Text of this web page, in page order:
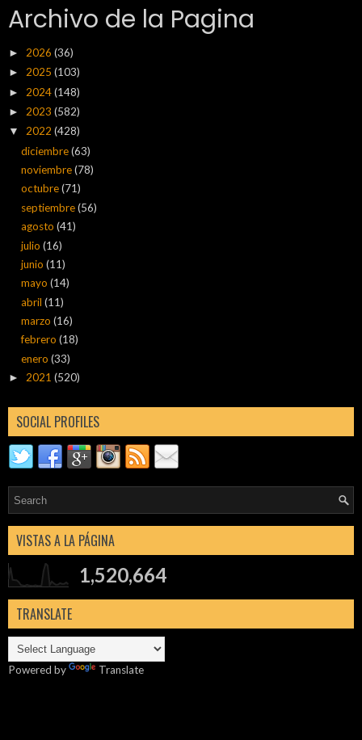
Archivo de la Pagina
► 2026 (36)
► 2025 (103)
► 2024(148)
► 2023 (582)
▼ 2022 (428)
diciembre(63)
noviembre(78)
octubre(71)
septiembre(56)
agosto(41)
julio(16)
junio(11)
mayo(14)
abril(11)
marzo(16)
febrero(18)
enero(33)
► 2021 (520)
SOCIAL PROFILES
VISTAS A LA PÁGINA
1,520,664
TRANSLATE
Powered by Translate